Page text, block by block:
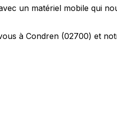
un matériel mobile qui
à Condren (02700) et